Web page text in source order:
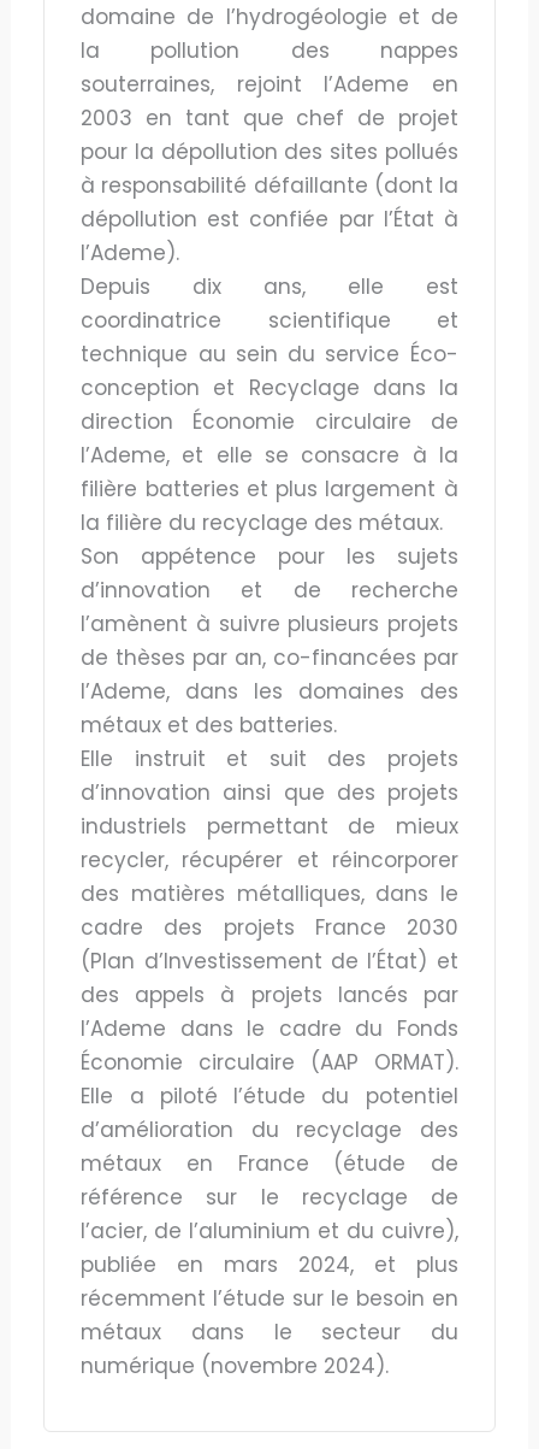
domaine de l’hydrogéologie et de
la pollution des nappes
souterraines, rejoint l’Ademe en
2003 en tant que chef de projet
pour la dépollution des sites pollués
à responsabilité défaillante (dont la
dépollution est confiée par l’État à
l’Ademe).
Depuis dix ans, elle est
coordinatrice scientifique et
technique au sein du service Éco-
conception et Recyclage dans la
direction Économie circulaire de
l’Ademe, et elle se consacre à la
filière batteries et plus largement à
la filière du recyclage des métaux.
Son appétence pour les sujets
d’innovation et de recherche
l’amènent à suivre plusieurs projets
de thèses par an, co-financées par
l’Ademe, dans les domaines des
métaux et des batteries.
Elle instruit et suit des projets
d’innovation ainsi que des projets
industriels permettant de mieux
recycler, récupérer et réincorporer
des matières métalliques, dans le
cadre des projets France 2030
(Plan d’Investissement de l’État) et
des appels à projets lancés par
l’Ademe dans le cadre du Fonds
Économie circulaire (AAP ORMAT).
Elle a piloté l’étude du potentiel
d’amélioration du recyclage des
métaux en France (étude de
référence sur le recyclage de
l’acier, de l’aluminium et du cuivre),
publiée en mars 2024, et plus
récemment l’étude sur le besoin en
métaux dans le secteur du
numérique (novembre 2024).